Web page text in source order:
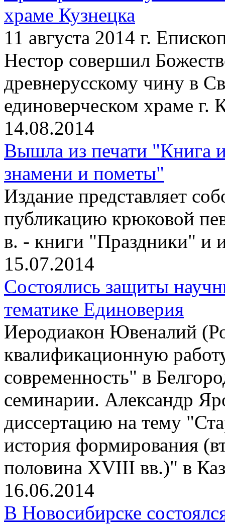
храме Кузнецка
11 августа 2014 г.
Нестор совершил
древнерусскому чину в
единоверческом храме г.
14.08.2014
Вышла из печати "Книга
знамени и пометы"
Издание представляет
публикацию крюковой
в. - книги "Праздники" и
15.07.2014
Состоялись защиты
тематике Единоверия
Иеродиакон Ювеналий
квалификационную
современность" в
семинарии. Александр
диссертацию на тему
история формирования
половина XVIII вв.)" в
16.06.2014
В Новосибирске